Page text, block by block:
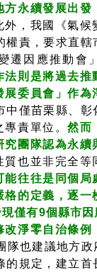
方永續發展出發
外，我國《氣候
權責，要求直轄
遷因應推動會
法則是將過去推
展委員會」作為
中僅苗栗縣、
專責單位。然而
究團隊認為永續
質也並非完全等
能往往是同個局
格的定義，逐一
僅有9個縣市因
改淨零自治條例
隊也建議地方
的規定，建立首